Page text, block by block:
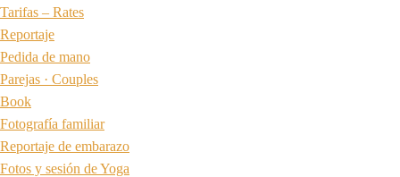
Tarifas – Rates
Reportaje
Pedida de mano
Parejas · Couples
Book
Fotografía familiar
Reportaje de embarazo
Fotos y sesión de Yoga